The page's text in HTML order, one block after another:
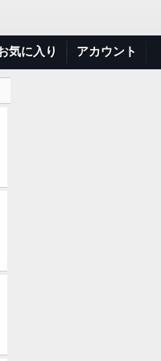
気に入り アカウント